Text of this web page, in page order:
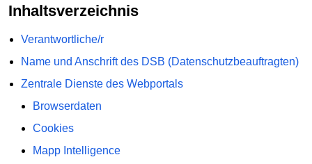
Inhaltsverzeichnis
Verantwortliche/r
Name und Anschrift des DSB (Datenschutzbeauftragten)
Zentrale Dienste des Webportals
Browserdaten
Cookies
Mapp Intelligence